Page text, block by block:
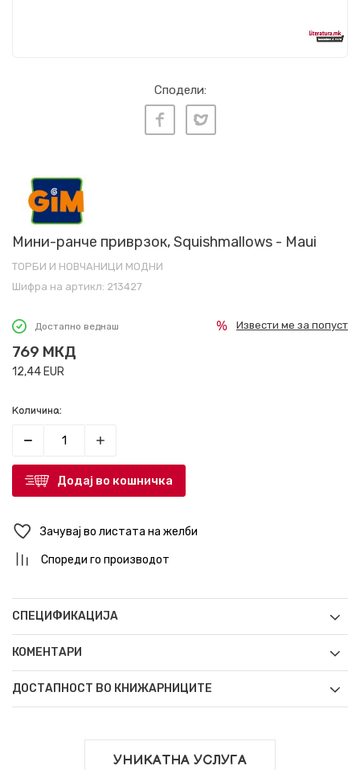
Сподели:
Мини-ранче приврзок, Squishmallows - Maui
ТОРБИ И НОВЧАНИЦИ МОДНИ
Шифра на артикл: 213427
Достапно веднаш
769 МКД
12,44EUR
Извести ме за попуст
Количина:
Додај во кошничка
Зачувај во листата на желби
Спореди го производот
СПЕЦИФИКАЦИЈА
КОМЕНТАРИ
ДОСТАПНОСТ ВО КНИЖАРНИЦИТЕ
УНИКАТНА УСЛУГА